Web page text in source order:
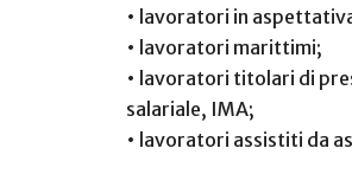
• lavoratori in
• lavoratori marittimi;
• lavoratori titolari di
salariale, IMA;
• lavoratori assistiti da